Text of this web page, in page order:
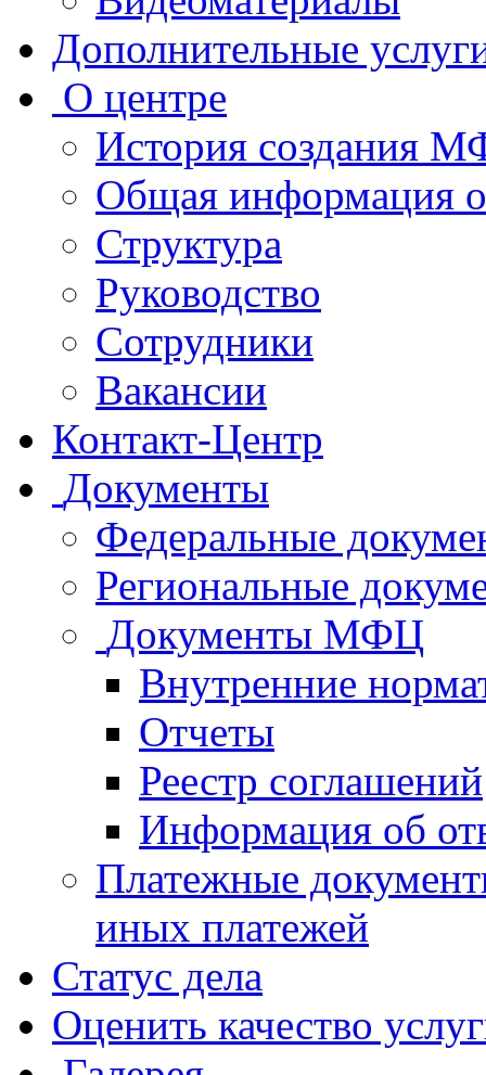
Дополнительные
О центре
История создания
Общая
Структура
Руководство
Сотрудники
Вакансии
Контакт-Центр
Документы
Федеральные
Региональные
Документы МФЦ
Внутренние
Отчеты
Реестр соглашений
Информация об
Платежные
иных платежей
Статус дела
Оценить качество